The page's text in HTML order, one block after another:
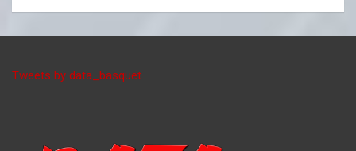
Tweets by data_basquet